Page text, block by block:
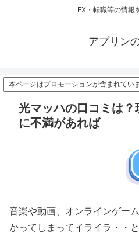
FX・転職等の情報
アプリン
本ページはプロモーションが含まれてい
光マッハの口コミは
に不満があれば
音楽や動画、オンラインゲー
かってしまってイライラ・・